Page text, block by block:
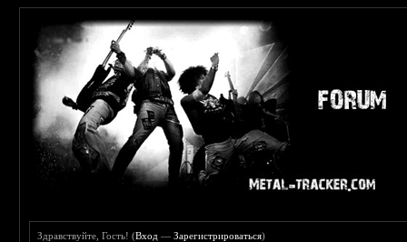
Здравствуйте, Гость! (Вход —Зарегистрироваться)